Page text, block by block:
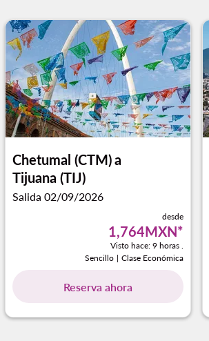
Chetumal (CTM)a
Tijuana (TIJ)
Salida 02/09/2026
desde
1,764MXN*
Visto hace: 9 horas .
Sencillo | Clase Económica
Reserva ahora